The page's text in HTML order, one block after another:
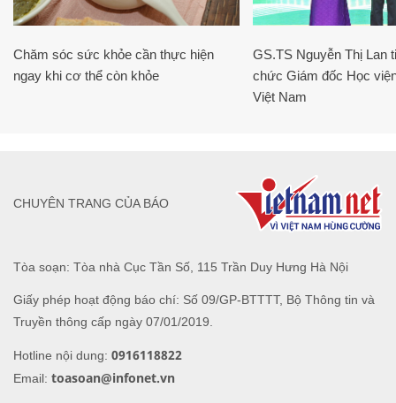
Chăm sóc sức khỏe cần thực hiện
ngay khi cơ thể còn khỏe
GS.TS Nguyễn Thị Lan
chức Giám đốc Học
Việt Nam
Tòa soạn: Tòa nhà Cục Tần Số, 115 Trần Duy Hưng Hà Nội
Giấy phép hoạt động báo chí: Số 09/GP-BTTTT, Bộ Thông tin và
Truyền thông cấp ngày 07/01/2019.
Hotline nội dung: 0916118822
Email: toasoan@infonet.vn
CHUYÊN TRANG CỦA BÁO